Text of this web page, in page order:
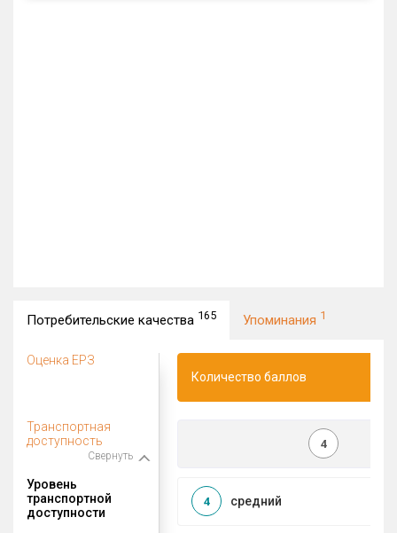
Потребительские качества 165 Упоминания 1
Оценка ЕРЗ
Количество баллов
Транспортная
доступность
Свернуть
4
Уровень
транспортной
доступности
средний
4